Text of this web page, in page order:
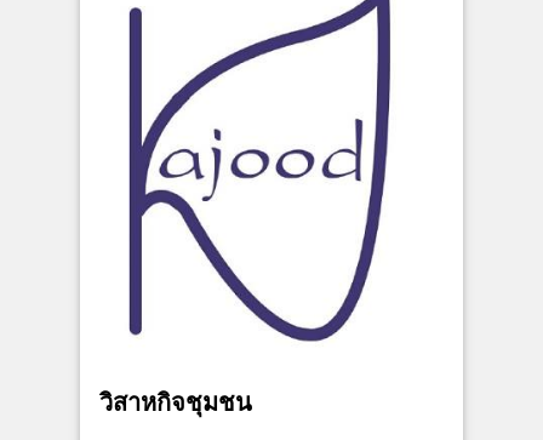
วิสาหกิจชุมชน